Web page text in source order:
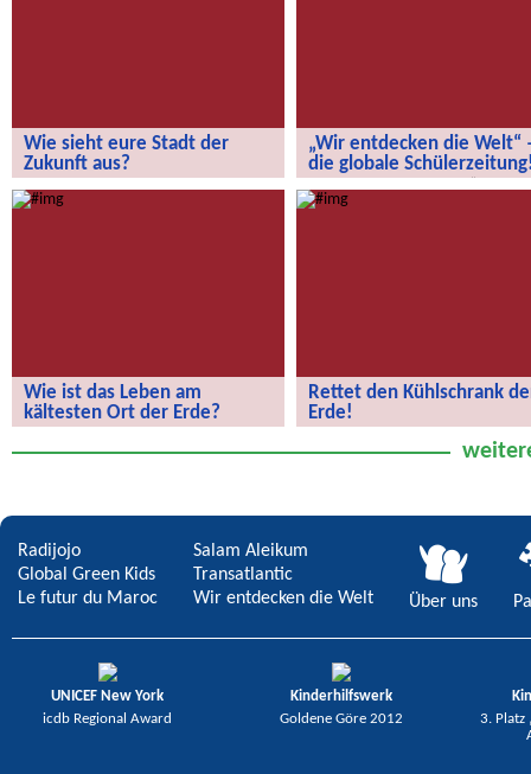
Wie sieht eure Stadt der
Zukunft aus?
Wie sieht eure Stadt der Zukunft aus?
„Wir entdecken die Welt“
die globale
„Wir entdecken die Welt“ – die
globale Schülerzeitung!
Wie ist das Leben am
kältesten Ort der Erde?
der Erde?
Rettet den Kühlschrank
Erde!
Radijojo
Global Green Kids
Le futur du Maroc
Salam Aleikum
Transatlantic
Wir entdecken die Welt
Über uns
UNICEF New York
icdb Regional Award
Kinderhilfswerk
Goldene Göre 2012
3. Platz